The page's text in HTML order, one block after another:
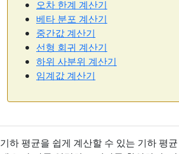
오차 한계 계산기
베타 분포 계산기
중간값 계산기
선형 회귀 계산기
하위 사분위 계산기
임계값 계산기
기하 평균을 쉽게 계산할 수 있는 기하 평